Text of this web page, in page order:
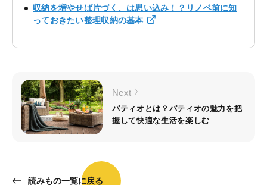
収納を増やせば片づく、は思い込み！？リノベ前に知
っておきたい整理収納の基本
読みもの一覧に戻る
Next
パティオとは？パティオの魅力を把
握して快適な生活を楽しむ